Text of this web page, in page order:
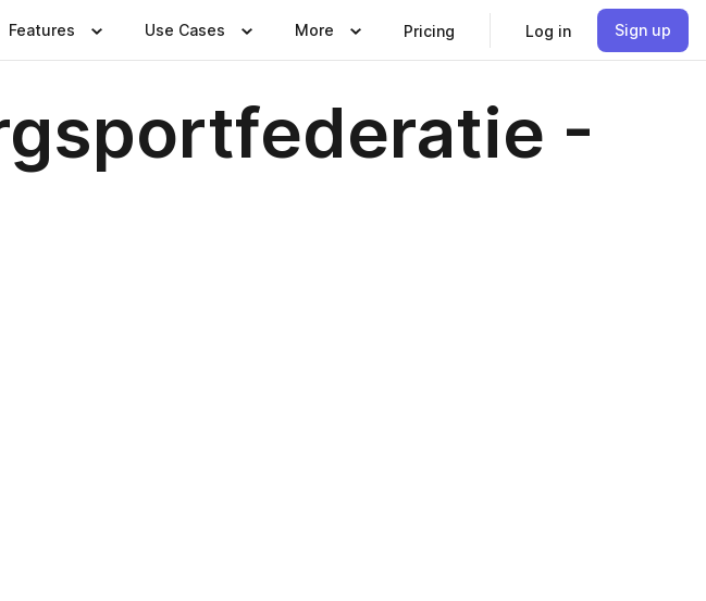
Features Use Cases More Pricing Log in Sign up
-